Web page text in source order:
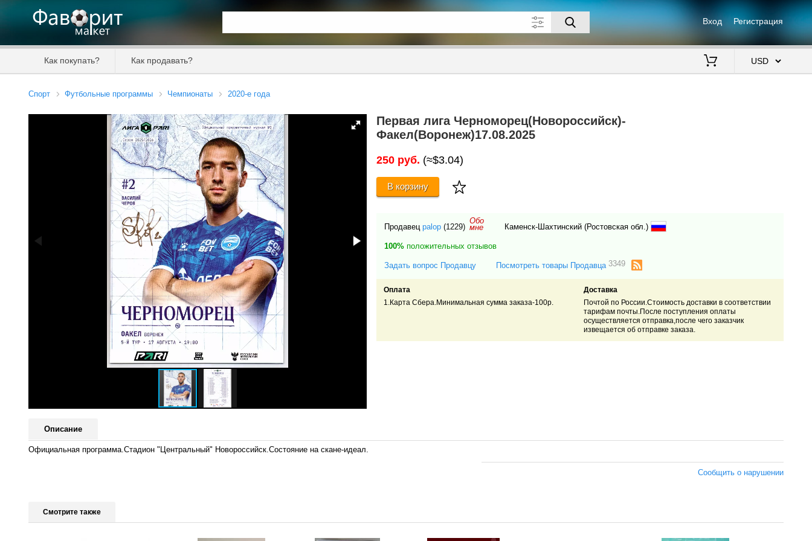
Вход Регистрация
Как покупать? Как продавать?
Спорт Футбольные программы Чемпионаты 2020-е года
Первая лига Черноморец(Новороссийск)-
Факел(Воронеж)17.08.2025
250 руб. (≈$3.04)
В корзину
Продавец palop (1229)
Обо
мне Каменск-Шахтинский (Ростовская обл.)
100% положительных отзывов
Задать вопрос Продавцу Посмотреть товары Продавца 3349
Оплата
1.Карта Сбера.Минимальная сумма заказа-100р.
Доставка
Почтой по России.Стоимость доставки в соответствии
тарифам почты.После поступления оплаты
осуществляется отправка,после чего заказчик
извещается об отправке заказа.
Описание
Официальная программа.Стадион "Центральный" Новороссийск.Состояние на скане-идеал.
Сообщить о нарушении
Смотрите также